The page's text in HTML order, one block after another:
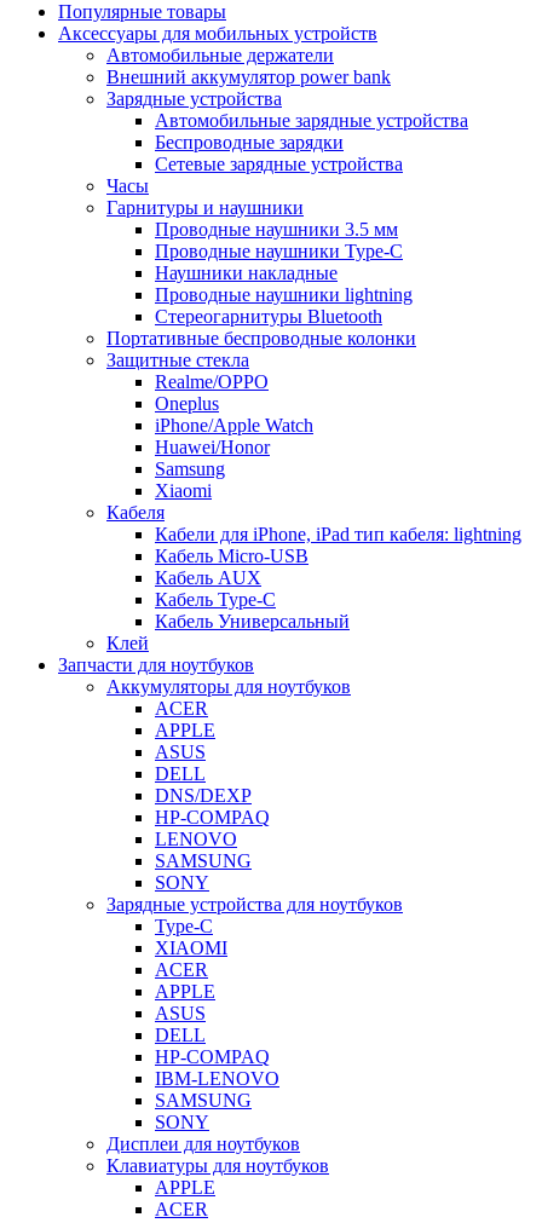
Популярные товары
Аксессуары для мобильных устройств
Автомобильные держатели
Внешний аккумулятор power bank
Зарядные устройства
Автомобильные зарядные устройства
Беспроводные зарядки
Сетевые зарядные устройства
Часы
Гарнитуры и наушники
Проводные наушники 3.5 мм
Проводные наушники Type-C
Наушники накладные
Проводные наушники lightning
Стереогарнитуры Bluetooth
Портативные беспроводные колонки
Защитные стекла
Realme/OPPO
Oneplus
iPhone/Apple Watch
Huawei/Honor
Samsung
Xiaomi
Кабеля
Кабели для iPhone, iPad тип кабеля: lightning
Кабель Micro-USB
Кабель AUX
Кабель Type-C
Кабель Универсальный
Клей
Запчасти для ноутбуков
Аккумуляторы для ноутбуков
ACER
APPLE
ASUS
DELL
DNS/DEXP
HP-COMPAQ
LENOVO
SAMSUNG
SONY
Зарядные устройства для ноутбуков
Type-C
XIAOMI
ACER
APPLE
ASUS
DELL
HP-COMPAQ
IBM-LENOVO
SAMSUNG
SONY
Дисплеи для ноутбуков
Клавиатуры для ноутбуков
APPLE
ACER